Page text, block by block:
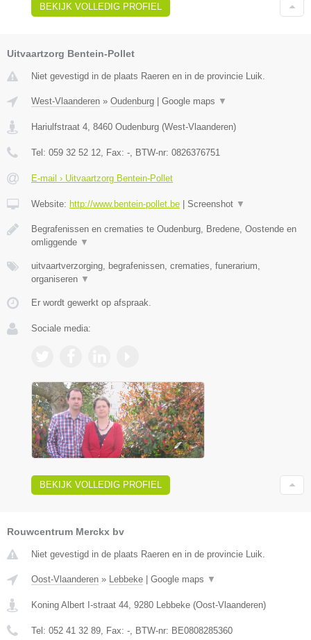
BEKIJK VOLLEDIG PROFIEL
Uitvaartzorg Bentein-Pollet
Niet gevestigd in de plaats Raeren en in de provincie Luik.
West-Vlaanderen » Oudenburg | Google maps ▼
Hariulfstraat 4 8460 Oudenburg (West-Vlaanderen)
Tel: 059 32 52 12 , Fax: - , BTW-nr: 0826376751
E-mail › Uitvaartzorg Bentein-Pollet
Website: http://www.bentein-pollet.be | Screenshot ▼
Begrafenissen en crematies te Oudenburg, Bredene, Oostende en
omliggende ▼
uitvaartverzorging, begrafenissen, crematies, funerarium,
organiseren ▼
Er wordt gewerkt op afspraak.
Sociale media:
BEKIJK VOLLEDIG PROFIEL
Rouwcentrum Merckx bv
Niet gevestigd in de plaats Raeren en in de provincie Luik.
Oost-Vlaanderen » Lebbeke | Google maps ▼
Koning Albert I-straat 44 9280 Lebbeke (Oost-Vlaanderen)
Tel: 052 41 32 89 , Fax: - , BTW-nr: BE0808285360